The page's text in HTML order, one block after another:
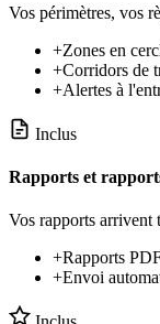
Vos périmètres, vos
+Zones en
+Corridors de
+Alertes à
Inclus
Rapports et
Vos rapports arrivent
+Rapports
+Envoi